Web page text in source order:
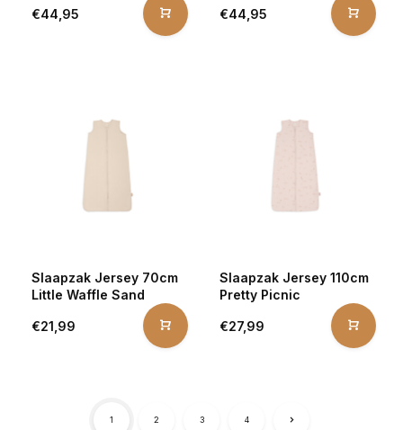
€44,95 €44,95
Slaapzak Jersey 70cm
Little Waffle Sand
€21,99
Slaapzak Jersey 110cm
Pretty Picnic
€27,99
1 2 3 4